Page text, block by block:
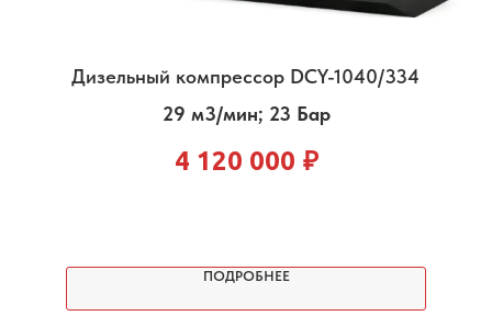
Дизельный компрессор DCY-1040/334
29 м3/мин; 23 Бар
4 120 000 ₽
ПОДРОБНЕЕ